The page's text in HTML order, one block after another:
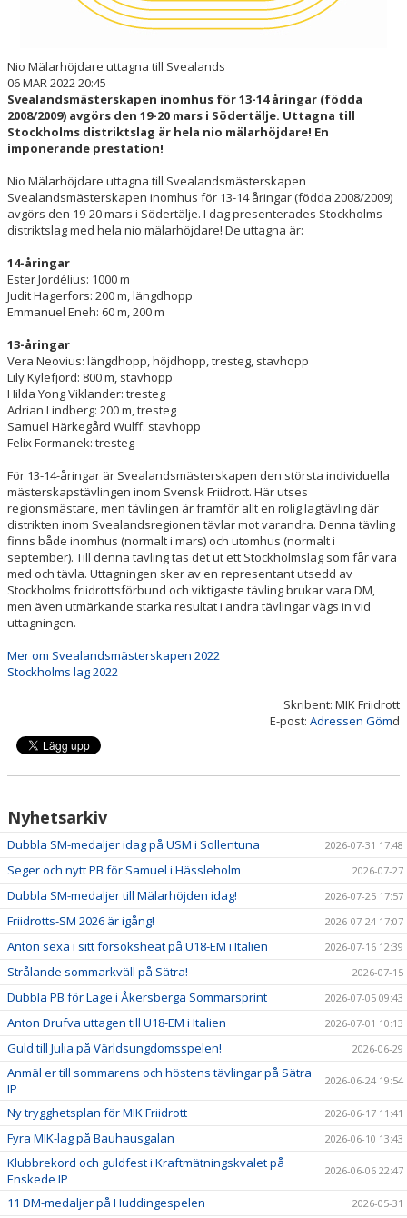
Nio Mälarhöjdare uttagna till Svealands
06 MAR 2022 20:45
Svealandsmästerskapen inomhus för 13-14 åringar (födda
2008/2009) avgörs den 19-20 mars i Södertälje. Uttagna till
Stockholms distriktslag är hela nio mälarhöjdare! En
imponerande prestation!
Nio Mälarhöjdare uttagna till Svealandsmästerskapen
Svealandsmästerskapen inomhus för 13-14 åringar (födda 2008/2009)
avgörs den 19-20 mars i Södertälje. I dag presenterades Stockholms
distriktslag med hela nio mälarhöjdare! De uttagna är:
14-åringar
Ester Jordélius: 1000 m
Judit Hagerfors: 200 m, längdhopp
Emmanuel Eneh: 60 m, 200 m
13-åringar
Vera Neovius: längdhopp, höjdhopp, tresteg, stavhopp
Lily Kylefjord: 800 m, stavhopp
Hilda Yong Viklander: tresteg
Adrian Lindberg: 200 m, tresteg
Samuel Härkegård Wulff: stavhopp
Felix Formanek: tresteg
För 13-14-åringar är Svealandsmästerskapen den största individuella
mästerskapstävlingen inom Svensk Friidrott. Här utses
regionsmästare, men tävlingen är framför allt en rolig lagtävling där
distrikten inom Svealandsregionen tävlar mot varandra. Denna tävling
finns både inomhus (normalt i mars) och utomhus (normalt i
september). Till denna tävling tas det ut ett Stockholmslag som får vara
med och tävla. Uttagningen sker av en representant utsedd av
Stockholms friidrottsförbund och viktigaste tävling brukar vara DM,
men även utmärkande starka resultat i andra tävlingar vägs in vid
uttagningen.
Mer om Svealandsmästerskapen 2022
Stockholms lag 2022
Skribent: MIK Friidrott
E-post: Adressen Gömd
Nyhetsarkiv
Dubbla SM-medaljer idag på USM i Sollentuna 2026-07-31 17:48
Seger och nytt PB för Samuel i Hässleholm 2026-07-27
Dubbla SM-medaljer till Mälarhöjden idag! 2026-07-25 17:57
Friidrotts-SM 2026 är igång! 2026-07-24 17:07
Anton sexa i sitt försöksheat på U18-EM i Italien 2026-07-16 12:39
Strålande sommarkväll på Sätra! 2026-07-15
Dubbla PB för Lage i Åkersberga Sommarsprint 2026-07-05 09:43
Anton Drufva uttagen till U18-EM i Italien 2026-07-01 10:13
Guld till Julia på Världsungdomsspelen! 2026-06-29
Anmäl er till sommarens och höstens tävlingar på Sätra
IP
2026-06-24 19:54
Ny trygghetsplan för MIK Friidrott 2026-06-17 11:41
Fyra MIK-lag på Bauhausgalan 2026-06-10 13:43
Klubbrekord och guldfest i Kraftmätningskvalet på
Enskede IP
2026-06-06 22:47
11 DM-medaljer på Huddingespelen 2026-05-31